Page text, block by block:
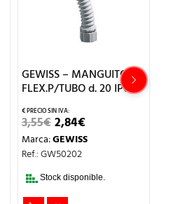
GEWISS – MANGUITO
FLEX.P/TUBO d. 20 IP66
3,55€EL
PRECIO
ORIGINAL
ERA:
2,84€PRECIO
ACTUAL
Marca:GEWISS
Ref.: GW50202
Stock disponible.